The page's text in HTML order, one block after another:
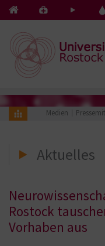
Kontakt
Notfälle
Pflege
Herz
Medien
Aktuelles
Rostock
Vorhaben aus